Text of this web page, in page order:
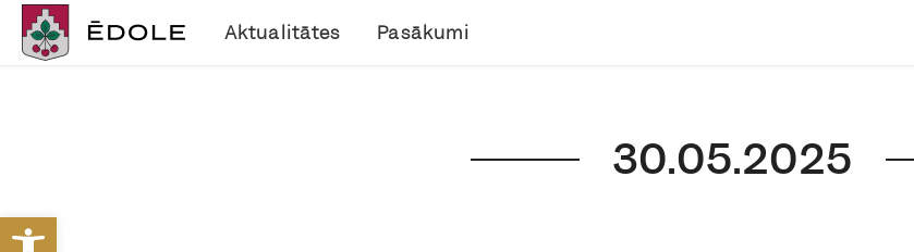
Open toolbar
Aktualitātes Pasākumi
30.05.2025